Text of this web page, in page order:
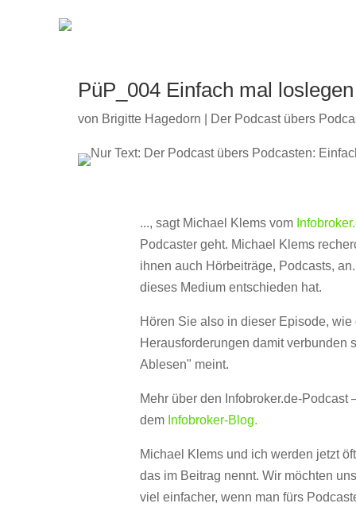
PüP_004 Einfach mal
von Brigitte Hagedorn Der Podcast übers
..., sagt Michael Klems vom
Podcaster geht. Michael Klems
ihnen auch Hörbeiträge, Podcasts,
dieses Medium entschieden hat.
Hören Sie also in dieser Episode,
Herausforderungen damit verbunden
Ablesen" meint.
Mehr über den Infobroker.de-
dem Infobroker-Blog.
Michael Klems und ich werden jetzt
das im Beitrag nennt. Wir möchten
viel einfacher, wenn man fürs